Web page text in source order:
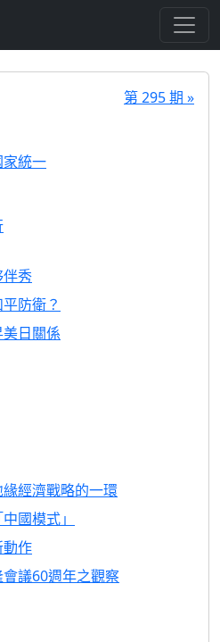
第 295 期 »
統一
秀
防衛？
日關係
緣經濟戰略的一環
國模式」
作
議60週年之觀察